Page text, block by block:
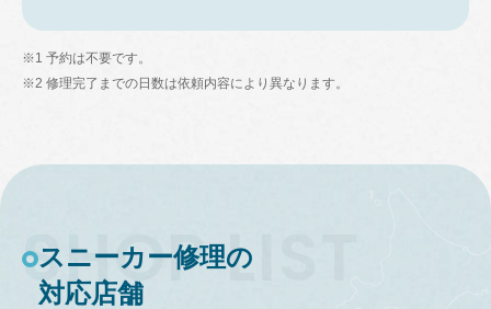
※1 予約は不要です。
※2 修理完了までの日数は依頼内容により異なります。
スニーカー修理の
対応店舗